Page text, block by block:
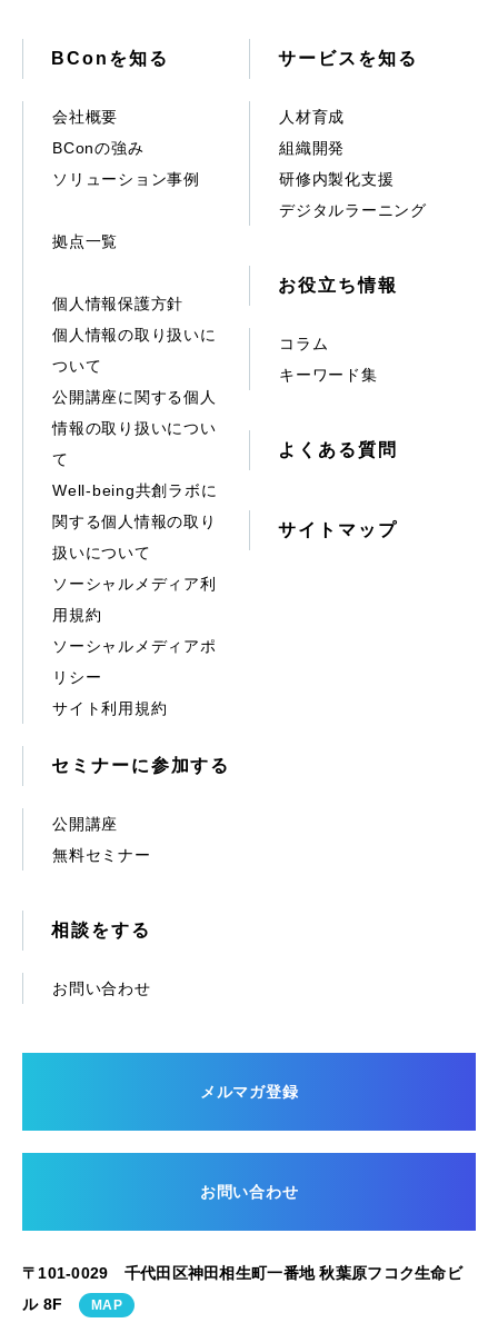
BConを知る
会社概要
BConの強み
ソリューション事例
拠点一覧
個人情報保護方針
個人情報の取り扱いに
ついて
公開講座に関する個人
情報の取り扱いについ
て
Well-being共創ラボに
関する個人情報の取り
扱いについて
ソーシャルメディア利
用規約
ソーシャルメディアポ
リシー
サイト利用規約
サービスを知る
人材育成
組織開発
研修内製化支援
デジタルラーニング
お役立ち情報
コラム
キーワード集
よくある質問
サイトマップ
セミナーに参加する
公開講座
無料セミナー
相談をする
お問い合わせ
メルマガ登録
お問い合わせ
〒101-0029 千代田区神田相生町一番地 秋葉原フコク生命ビ
ル 8F
MAP